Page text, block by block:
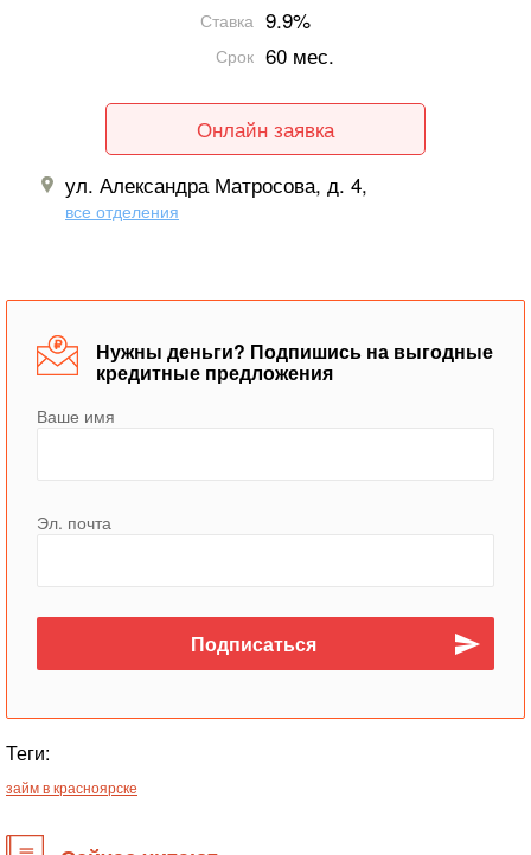
Ставка 9.9%
Срок 60 мес.
Онлайн заявка
ул. Александра Матросова, д. 4,
все отделения
Нужны деньги? Подпишись на выгодные
кредитные предложения
Ваше имя
Эл. почта
Теги:
займ в красноярске